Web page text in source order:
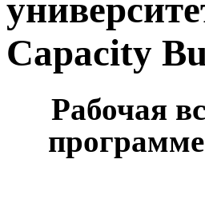
Capacity
Рабочая
программе